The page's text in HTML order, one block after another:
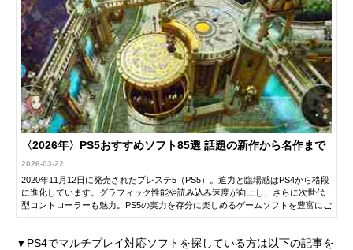
〈2026年〉PS5おすすめソフト85選 話題の新作から名作まで
2026-03-22
2020年11月12日に発売されたプレステ5（PS5）。迫力と臨場感はPS4から格段
に進化しています。グラフィック性能や読み込み速度が向上し、さらに次世代
型コントローラーも魅力。PS5の実力を存分に楽しめるゲームソフトを豊富にご
▼PS4でマルチプレイ対応ソフトを探している方は以下の記事を